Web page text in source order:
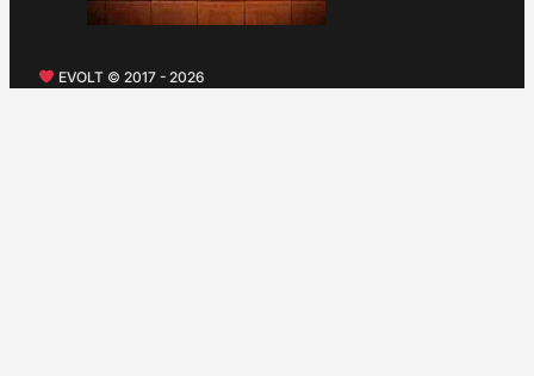
EVOLT © 2017 - 2026